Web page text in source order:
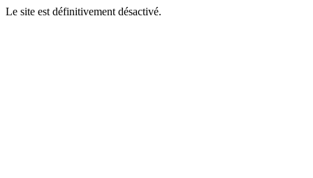
Le site est définitivement désactivé.